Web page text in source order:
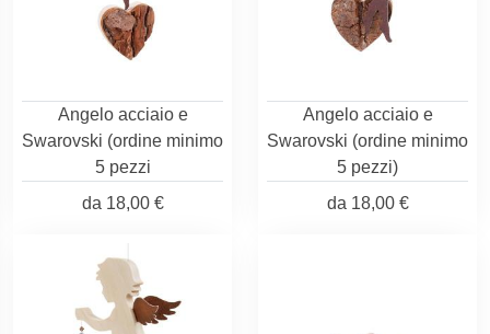
Angelo acciaio e
Swarovski (ordine minimo
5 pezzi
da 18,00 €
Angelo acciaio e
Swarovski (ordine minimo
5 pezzi)
da 18,00 €